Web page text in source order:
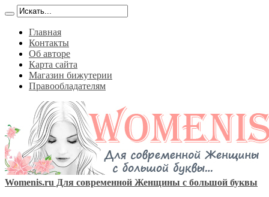
Главная
Контакты
Об авторе
Карта сайта
Магазин бижутерии
Правообладателям
Womenis.ru Для современной Женщины с большой буквы